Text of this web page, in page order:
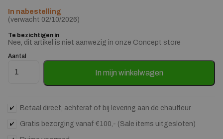
In nabestelling
(verwacht 02/10/2026)
Te bezichtigen in
Nee, dit artikel is niet aanwezig in onze Concept store
Aantal
Kussen Mojo Boucle - Geel Bruin Melange aantal
In mijn winkelwagen
Betaal direct, achteraf of bij levering aan de chauffeur
Gratis bezorging vanaf €100,- (Sale items uitgesloten)